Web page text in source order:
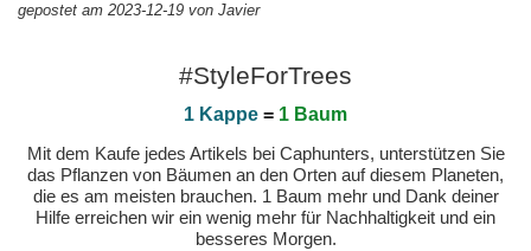
gepostet am 2023-12-19 von Javier
#StyleForTrees
1 Kappe = 1 Baum
Mit dem Kaufe jedes Artikels bei Caphunters, unterstützen Sie
das Pflanzen von Bäumen an den Orten auf diesem Planeten,
die es am meisten brauchen. 1 Baum mehr und Dank deiner
Hilfe erreichen wir ein wenig mehr für Nachhaltigkeit und ein
besseres Morgen.